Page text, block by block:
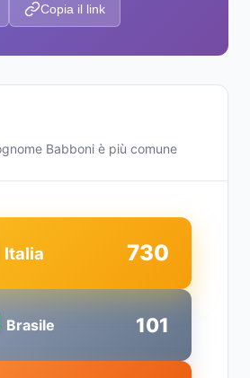
Copia il link
Babboni è più comune
Brasile 101
Italia 730